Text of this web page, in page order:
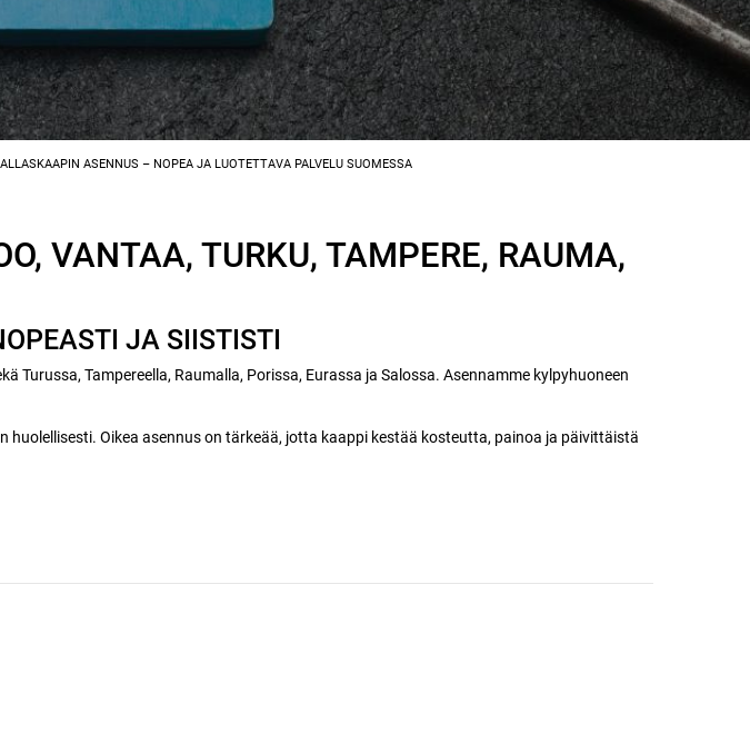
ALLASKAAPIN ASENNUS – NOPEA JA LUOTETTAVA PALVELU SUOMESSA
VANTAA, TURKU, TAMPERE, RAUMA,
JA SIISTISTI
Tampereella, Raumalla, Porissa, Eurassa ja Salossa. Asennamme kylpyhuoneen
Oikea asennus on tärkeää, jotta kaappi kestää kosteutta, painoa ja päivittäistä